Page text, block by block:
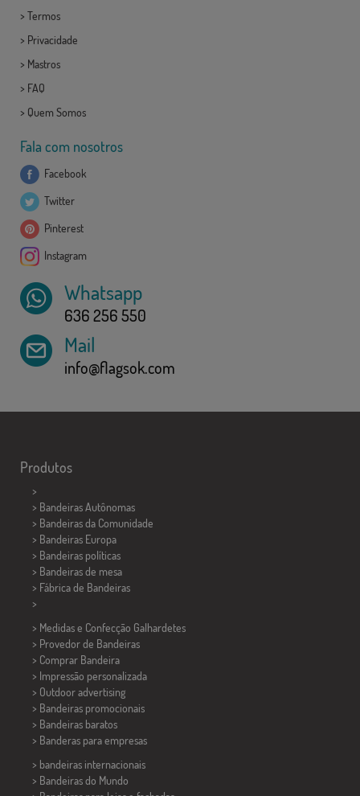
> Termos
> Privacidade
> Mastros
> FAQ
> Quem Somos
Fala com nosotros
Facebook
Twitter
Pinterest
Instagram
Whatsapp
636 256 550
Mail
info@flagsok.com
Produtos
>
> Bandeiras Autônomas
> Bandeiras da Comunidade
> Bandeiras Europa
> Bandeiras políticas
> Bandeiras de mesa
> Fábrica de Bandeiras
>
> Medidas e Confecção Galhardetes
> Provedor de Bandeiras
> Comprar Bandeira
> Impressão personalizada
> Outdoor advertising
> Bandeiras promocionais
> Bandeiras baratos
> Banderas para empresas
> bandeiras internacionais
> Bandeiras do Mundo